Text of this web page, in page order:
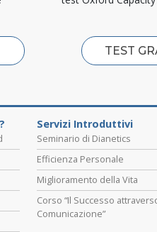
TEST
Servizi Introduttivi
Seminario di Dianetics
Efficienza Personale
Miglioramento della Vita
Corso “Il Successo
Comunicazione”